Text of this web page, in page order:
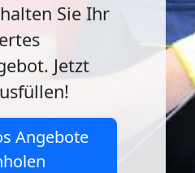
Sie Ihr
Jetzt
Angebote